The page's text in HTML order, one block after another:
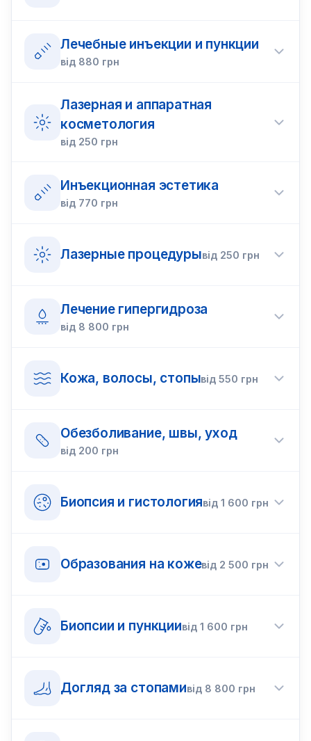
Лечебные инъекции и пункции
від 880 грн
Лазерная и аппаратная
косметология
від 250 грн
Инъекционная эстетика
від 770 грн
Лазерные процедурывід 250 грн
Лечение гипергидроза
від 8 800 грн
Кожа, волосы, стопывід550 грн
Обезболивание, швы, уход
від 200 грн
Биопсия и гистологиявід1 600 грн
Образования на кожевід 2 500 грн
Биопсии и пункциивід 1 600 грн
Догляд за стопамивід 8 800 грн